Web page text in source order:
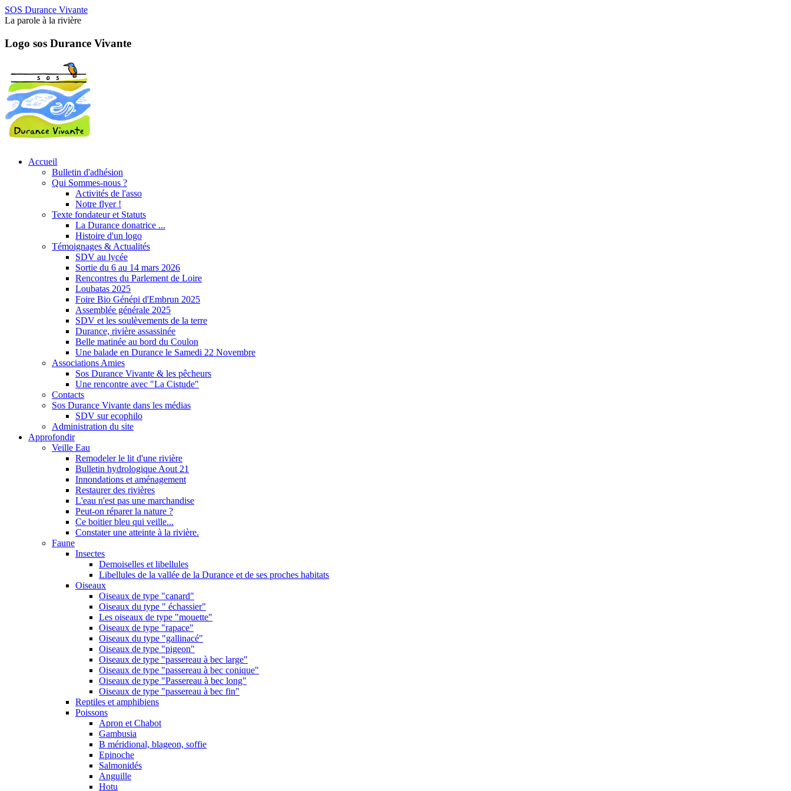
SOS Durance Vivante
La parole à la rivière
Logo sos Durance Vivante
Accueil
Bulletin d'adhésion
Qui Sommes-nous ?
Activités de l'asso
Notre flyer !
Texte fondateur et Statuts
La Durance donatrice ...
Histoire d'un logo
Témoignages & Actualités
SDV au lycée
Sortie du 6 au 14 mars 2026
Rencontres du Parlement de Loire
Loubatas 2025
Foire Bio Génépi d'Embrun 2025
Assemblée générale 2025
SDV et les soulèvements de la terre
Durance, rivière assassinée
Belle matinée au bord du Coulon
Une balade en Durance le Samedi 22 Novembre
Associations Amies
Sos Durance Vivante & les pêcheurs
Une rencontre avec "La Cistude"
Contacts
Sos Durance Vivante dans les médias
SDV sur ecophilo
Administration du site
Approfondir
Veille Eau
Remodeler le lit d'une rivière
Bulletin hydrologique Aout 21
Innondations et aménagement
Restaurer des rivières
L'eau n'est pas une marchandise
Peut-on réparer la nature ?
Ce boitier bleu qui veille...
Constater une atteinte à la rivière.
Faune
Insectes
Demoiselles et libellules
Libellules de la vallée de la Durance et de ses proches habitats
Oiseaux
Oiseaux de type "canard"
Oiseaux du type " échassier"
Les oiseaux de type "mouette"
Oiseaux de type "rapace"
Oiseaux du type "gallinacé"
Oiseaux de type "pigeon"
Oiseaux de type "passereau à bec large"
Oiseaux de type "passereau à bec conique"
Oiseaux de type "Passereau à bec long"
Oiseaux de type "passereau à bec fin"
Reptiles et amphibiens
Poissons
Apron et Chabot
Gambusia
B méridional, blageon, soffie
Epinoche
Salmonidés
Anguille
Hotu